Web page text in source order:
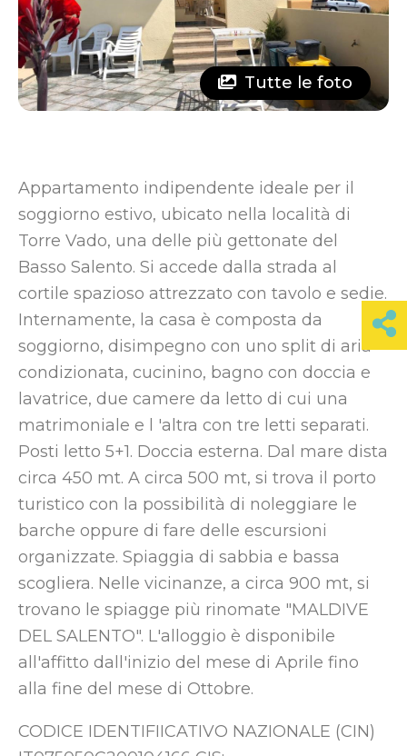
Tutte le foto
Appartamento indipendente ideale per il
soggiorno estivo, ubicato nella località di
Torre Vado, una delle più gettonate del
Basso Salento. Si accede dalla strada al
cortile spazioso attrezzato con tavolo e sedie.
Internamente, la casa è composta da
soggiorno, disimpegno con uno split di aria
condizionata, cucinino, bagno con doccia e
lavatrice, due camere da letto di cui una
matrimoniale e l 'altra con tre letti separati.
Posti letto 5+1. Doccia esterna. Dal mare dista
circa 450 mt. A circa 500 mt, si trova il porto
turistico con la possibilità di noleggiare le
barche oppure di fare delle escursioni
organizzate. Spiaggia di sabbia e bassa
scogliera. Nelle vicinanze, a circa 900 mt, si
trovano le spiagge più rinomate "MALDIVE
DEL SALENTO". L'alloggio è disponibile
all'affitto dall'inizio del mese di Aprile fino
alla fine del mese di Ottobre.
CODICE IDENTIFIICATIVO NAZIONALE (CIN)